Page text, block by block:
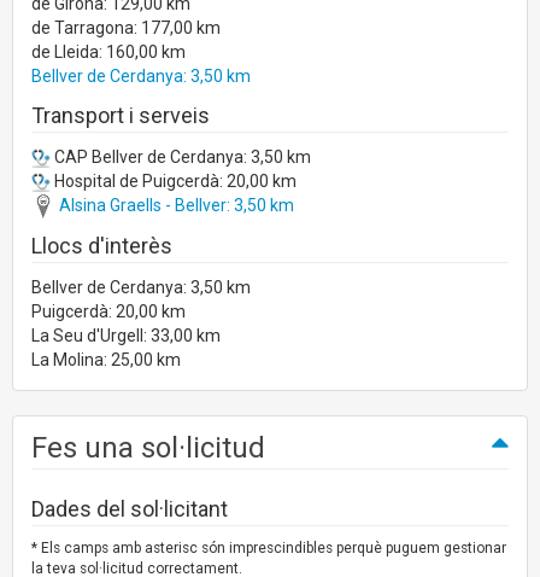
de Tarragona: 177,00 km
de Lleida: 160,00 km
Bellver de Cerdanya: 3,50 km
Transport i serveis
CAP Bellver de Cerdanya: 3,50 km
Hospital de Puigcerdà: 20,00 km
Alsina Graells - Bellver: 3,50 km
Llocs d'interès
Bellver de Cerdanya: 3,50 km
Puigcerdà: 20,00 km
La Seu d'Urgell: 33,00 km
La Molina: 25,00 km
Fes una sol·licitud
Dades del sol·licitant
* Els camps amb asterisc són imprescindibles perquè puguem gestionar
la teva sol·licitud correctament.